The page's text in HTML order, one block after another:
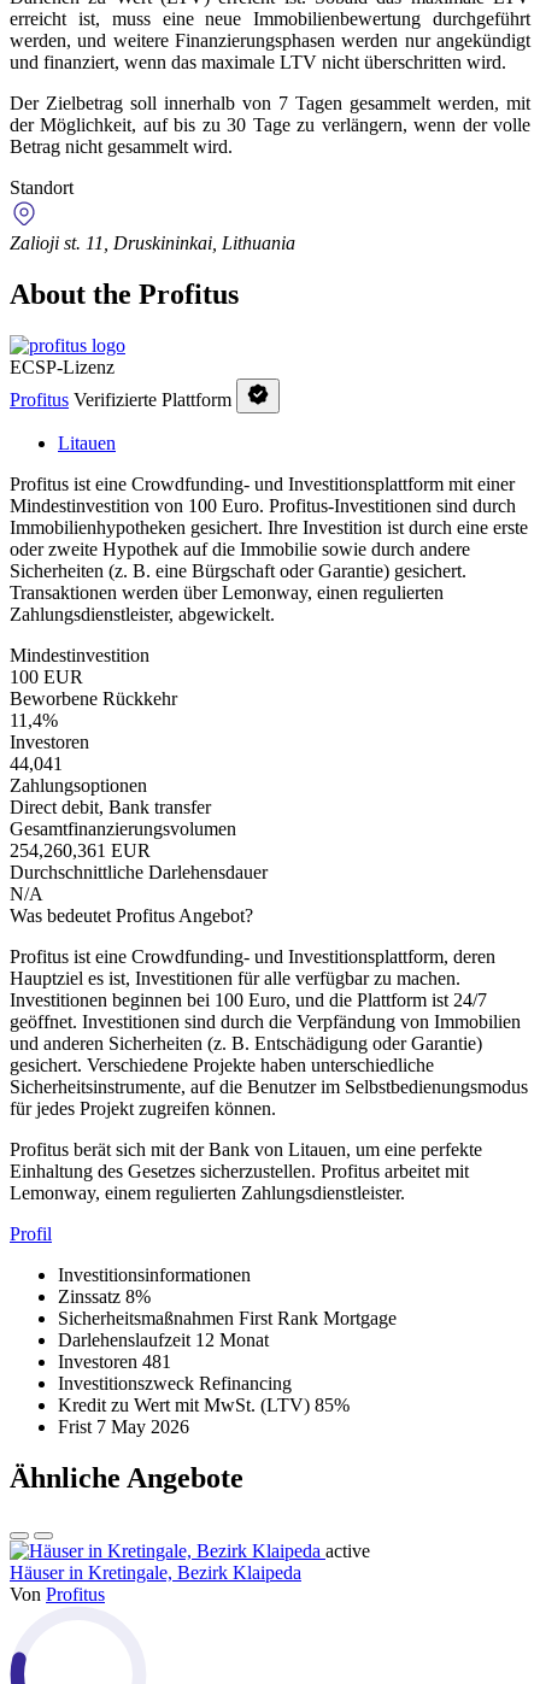
erreicht ist, muss eine neue Immobilienbewertung durchgeführt
werden, und weitere Finanzierungsphasen werden nur angekündigt
und finanziert, wenn das maximale LTV nicht überschritten wird.
Der Zielbetrag soll innerhalb von 7 Tagen gesammelt werden, mit
der Möglichkeit, auf bis zu 30 Tage zu verlängern, wenn der volle
Betrag nicht gesammelt wird.
Standort
Zalioji st. 11, Druskininkai, Lithuania
About the Profitus
ECSP-Lizenz
Profitus Verifizierte Plattform
Litauen
Profitus ist eine Crowdfunding- und Investitionsplattform mit einer
Mindestinvestition von 100 Euro. Profitus-Investitionen sind durch
Immobilienhypotheken gesichert. Ihre Investition ist durch eine erste
oder zweite Hypothek auf die Immobilie sowie durch andere
Sicherheiten (z. B. eine Bürgschaft oder Garantie) gesichert.
Transaktionen werden über Lemonway, einen regulierten
Zahlungsdienstleister, abgewickelt.
Mindestinvestition
100 EUR
Beworbene Rückkehr
11,4%
Investoren
44,041
Zahlungsoptionen
Direct debit, Bank transfer
Gesamtfinanzierungsvolumen
254,260,361 EUR
Durchschnittliche Darlehensdauer
N/A
Was bedeutet Profitus Angebot?
Profitus ist eine Crowdfunding- und Investitionsplattform, deren
Hauptziel es ist, Investitionen für alle verfügbar zu machen.
Investitionen beginnen bei 100 Euro, und die Plattform ist 24/7
geöffnet. Investitionen sind durch die Verpfändung von Immobilien
und anderen Sicherheiten (z. B. Entschädigung oder Garantie)
gesichert. Verschiedene Projekte haben unterschiedliche
Sicherheitsinstrumente, auf die Benutzer im Selbstbedienungsmodus
für jedes Projekt zugreifen können.
Profitus berät sich mit der Bank von Litauen, um eine perfekte
Einhaltung des Gesetzes sicherzustellen. Profitus arbeitet mit
Lemonway, einem regulierten Zahlungsdienstleister.
Profil
Investitionsinformationen
Zinssatz 8%
Sicherheitsmaßnahmen First Rank Mortgage
Darlehenslaufzeit 12 Monat
Investoren 481
Investitionszweck Refinancing
Kredit zu Wert mit MwSt. (LTV) 85%
Frist 7 May 2026
Ähnliche Angebote
active
Häuser in Kretingale, Bezirk Klaipeda
Von Profitus